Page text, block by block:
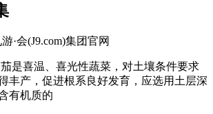
·会(J9.com)集团官网
喜温、喜光性蔬菜，对土壤条件要求
丰产，促进根系良好发育，应选用土层深
有机质的